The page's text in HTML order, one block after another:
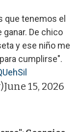
tenemos el
De chico
y ese niño me
cumplirse".
June 15, 2026